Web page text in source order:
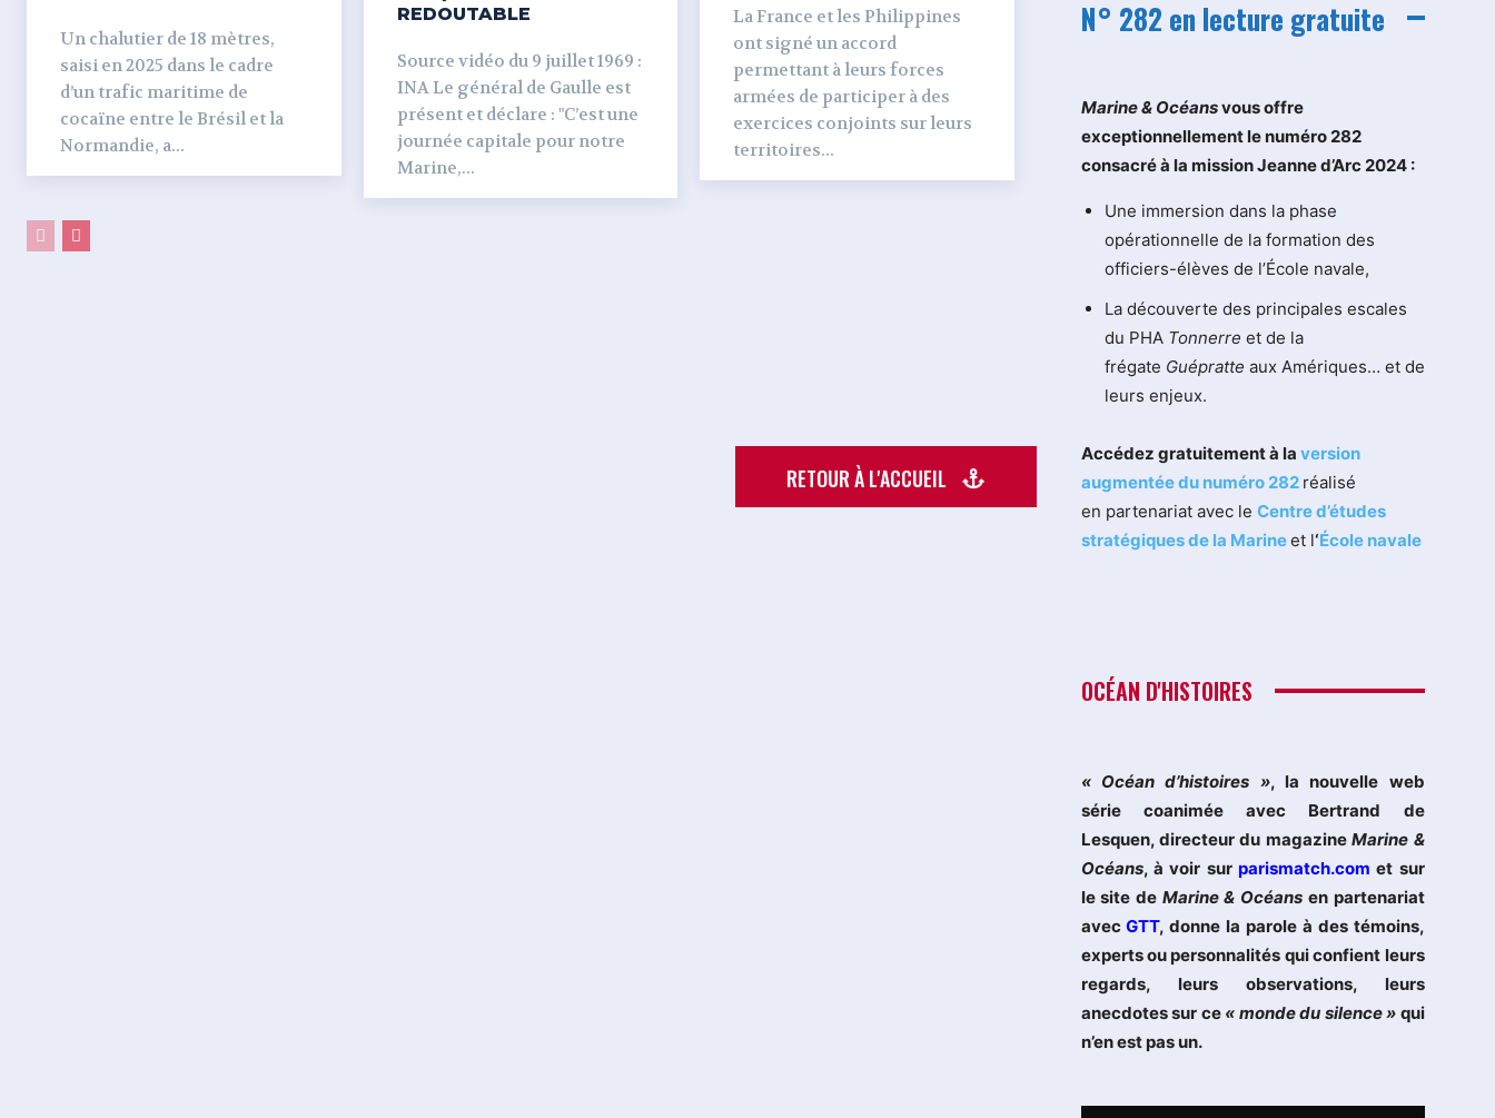
Un chalutier de 18 mètres,
saisi en 2025 dans le cadre
d’un trafic maritime de
cocaïne entre le Brésil et la
Normandie, a...
REDOUTABLE
Source vidéo du 9 juillet 1969 :
INA Le général de Gaulle est
présent et déclare : "C’est une
journée capitale pour notre
Marine,...
La France et les Philippines
ont signé un accord
permettant à leurs forces
armées de participer à des
exercices conjoints sur leurs
territoires...
RETOUR À L'ACCUEIL
N° 282 en lecture gratuite
Marine & Océansvous offre
exceptionnellement le numéro 282
consacré à la mission Jeanne d’Arc 2024 :
Une immersion dans la phase
opérationnelle de la formation des
officiers-élèves de l’École navale,
La découverte des principales escales
du PHA Tonnerre et de la
frégate Guépratte aux Amériques… et de
leurs enjeux.
Accédez gratuitement à la version
augmentée du numéro 282 réalisé
en partenariat avec le Centre d’études
stratégiques de la Marineet l‘École navale
OCÉAN D'HISTOIRES
« Océan d’histoires », la nouvelle web
série coanimée avec Bertrand de
Lesquen, directeur du magazineMarine &
Océans, à voir sur parismatch.com et sur
le site de Marine & Océans en partenariat
avecGTT, donne la parole à des témoins,
experts ou personnalités qui confient leurs
regards, leurs observations, leurs
anecdotes sur ce « monde du silence » qui
n’en est pas un.